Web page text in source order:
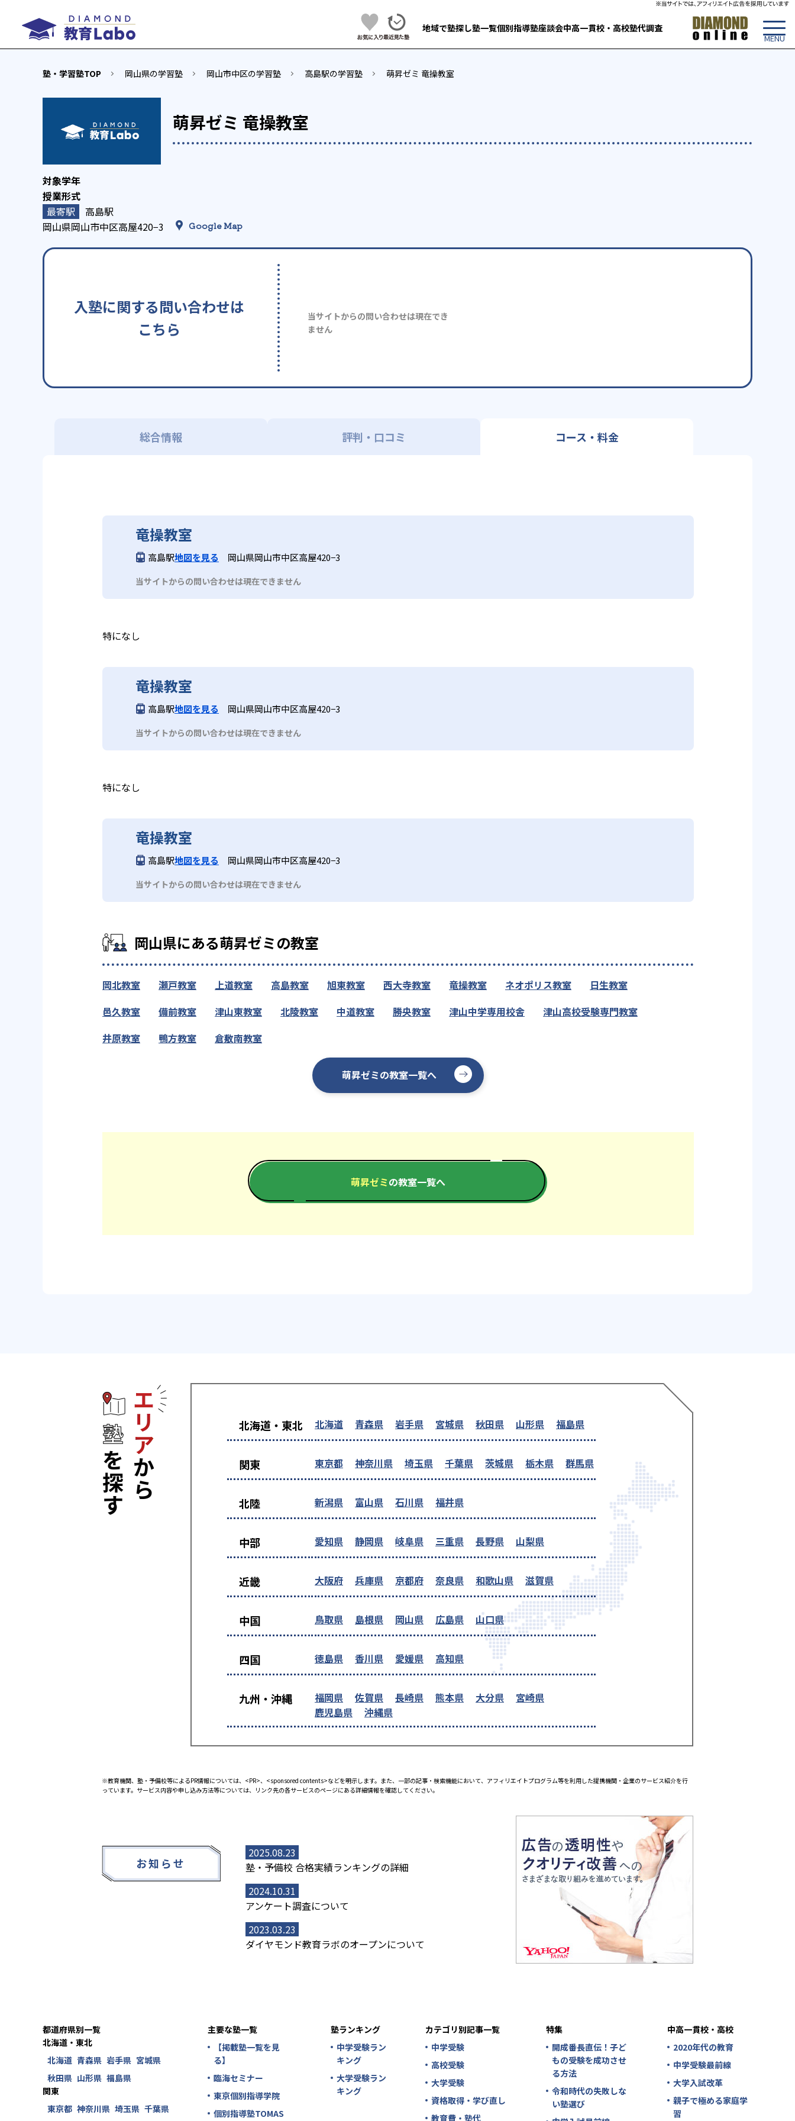
地域で塾探し塾一覧個別指導塾座談会中高一貫校・高校塾代調査
塾・学習塾TOP 岡山県の学習塾 岡山市中区の学習塾 高島駅の学習塾 萌昇ゼミ 竜操教室
萌昇ゼミ 竜操教室
高島駅
岡山県岡山市中区高屋420−3
Google Map
入塾に関する問い合わせは
こちら
当サイトからの問い合わせは現在でき
ません
総合情報 評判・口コミ コース・料金
竜操教室
高島駅地図を見る 岡山県岡山市中区高屋420−3
当サイトからの問い合わせは現在できません
特になし
竜操教室
高島駅地図を見る 岡山県岡山市中区高屋420−3
当サイトからの問い合わせは現在できません
特になし
竜操教室
高島駅地図を見る 岡山県岡山市中区高屋420−3
当サイトからの問い合わせは現在できません
岡山県にある萌昇ゼミの教室
岡北教室 瀬戸教室 上道教室 高島教室 旭東教室 西大寺教室 竜操教室 ネオポリス教室
日生教室
邑久教室
備前教室 津山東教室 北陵教室 中道教室 勝央教室 津山中学専用校舎
津山高校受験専門教室
井原教室
鴨方教室 倉敷南教室
萌昇ゼミの教室一覧へ
萌昇ゼミの教室一覧へ
北海道・東北 北海道 青森県 岩手県 宮城県 秋田県 山形県 福島県
関東 東京都 神奈川県 埼玉県 千葉県 茨城県 栃木県 群馬県
北陸 新潟県 富山県 石川県 福井県
中部 愛知県 静岡県 岐阜県 三重県 長野県 山梨県
近畿 大阪府 兵庫県 京都府 奈良県 和歌山県 滋賀県
中国 鳥取県 島根県 岡山県 広島県 山口県
四国 徳島県 香川県 愛媛県 高知県
九州・沖縄 福岡県 佐賀県 長崎県 熊本県 大分県
宮崎県
鹿児島県
沖縄県
※教育機関、塾・予備校等によるPR情報については、<PR>、<sponsored contents>などを明示します。また、一部の記事・検索機能において、アフィリエイトプログラム等を利用した提携機関・企業のサービス紹介を行
っています。サービス内容や申し込み方法等については、リンク先の各サービスのページにある詳細情報を確認してください。
お知らせ
2025.08.23
塾・予備校 合格実績ランキングの詳細
2024.10.31
アンケート調査について
2023.03.23
ダイヤモンド教育ラボのオープンについて
都道府県別一覧
北海道・東北
北海道 青森県 岩手県 宮城県
秋田県 山形県 福島県
関東
東京都 神奈川県 埼玉県 千葉県
主要な塾一覧
【掲載塾一覧を見
る】
臨海セミナー
東京個別指導学院
個別指導塾TOMAS
塾ランキング
中学受験ラン
キング
大学受験ラン
キング
カテゴリ別記事一覧
中学受験
高校受験
大学受験
資格取得・学び直し
教育費・塾代
特集
開成番長直伝！子ど
もの受験を成功させ
る方法
令和時代の失敗しな
い塾選び
中高一貫校・高校
2020年代の教育
中学受験最前線
大学入試改革
親子で極める家庭学
習